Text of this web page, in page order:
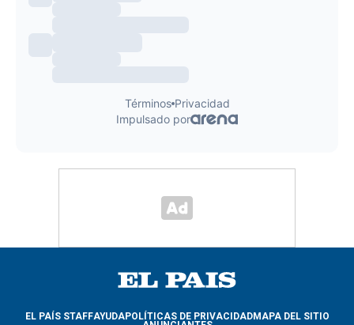
EL PAÍS STAFFAYUDAPOLÍTICAS DE PRIVACIDADMAPA DEL SITIO